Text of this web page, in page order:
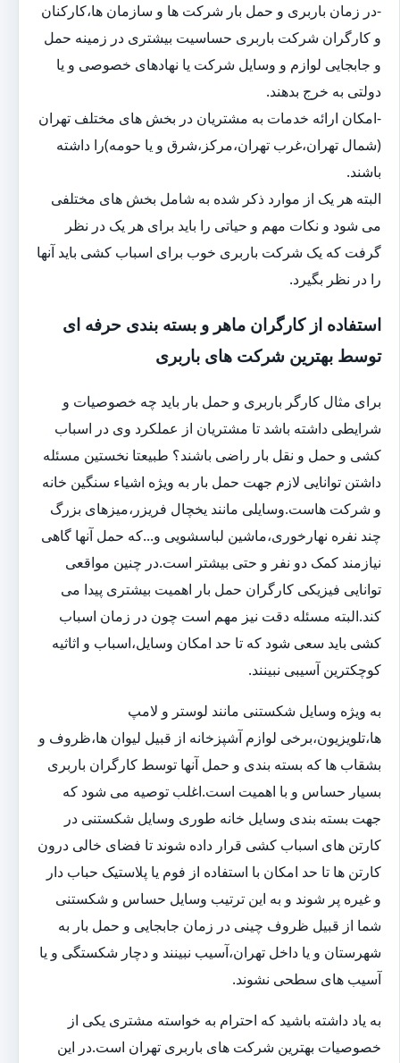
-در زمان باربری و حمل بار شرکت ها و سازمان ها،کارکنان
و کارگران شرکت باربری حساسیت بیشتری در زمینه حمل
و جابجایی لوازم و وسایل شرکت یا نهادهای خصوصی و یا
دولتی به خرج بدهند.
-امکان ارائه خدمات به مشتریان در بخش های مختلف تهران
(شمال تهران،غرب تهران،مرکز،شرق و یا حومه)را داشته
باشند.
البته هر یک از موارد ذکر شده به شامل بخش های مختلفی
می شود و نکات مهم و حیاتی را باید برای هر یک در نظر
گرفت که یک شرکت باربری خوب برای اسباب کشی باید آنها
را در نظر بگیرد.
استفاده از کارگران ماهر و بسته بندی حرفه ای
توسط بهترین شرکت های باربری
برای مثال کارگر باربری و حمل بار باید چه خصوصیات و
شرایطی داشته باشد تا مشتریان از عملکرد وی در اسباب
کشی و حمل و نقل بار راضی باشند؟ طبیعتا نخستین مسئله
داشتن توانایی لازم جهت حمل بار به ویژه اشیاء سنگین خانه
و شرکت هاست.وسایلی مانند یخچال فریزر،میزهای بزرگ
چند نفره نهارخوری،ماشین لباسشویی و...که حمل آنها گاهی
نیازمند کمک دو نفر و حتی بیشتر است.در چنین مواقعی
توانایی فیزیکی کارگران حمل بار اهمیت بیشتری پیدا می
کند.البته مسئله دقت نیز مهم است چون در زمان اسباب
کشی باید سعی شود که تا حد امکان وسایل،اسباب و اثاثیه
کوچکترین آسیبی نبینند.
به ویژه وسایل شکستنی مانند لوستر و لامپ
ها،تلویزیون،برخی لوازم آشپزخانه از قبیل لیوان ها،ظروف و
بشقاب ها که بسته بندی و حمل آنها توسط کارگران باربری
بسیار حساس و با اهمیت است.اغلب توصیه می شود که
جهت بسته بندی وسایل خانه طوری وسایل شکستنی در
کارتن های اسباب کشی قرار داده شوند تا فضای خالی درون
کارتن ها تا حد امکان با استفاده از فوم یا پلاستیک حباب دار
و غیره پر شوند و به این ترتیب وسایل حساس و شکستنی
شما از قبیل ظروف چینی در زمان جابجایی و حمل بار به
شهرستان و یا داخل تهران،آسیب نبینند و دچار شکستگی و یا
آسیب های سطحی نشوند.
به یاد داشته باشید که احترام به خواسته مشتری یکی از
خصوصیات بهترین شرکت های باربری تهران است.در این